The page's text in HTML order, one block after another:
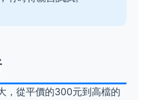
，從平價的300元到高檔的